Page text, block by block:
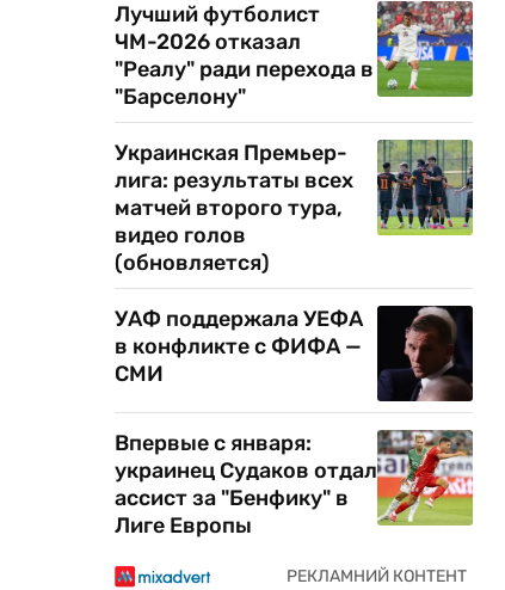
Лучший футболист
ЧМ-2026 отказал
"Реалу" ради перехода в
"Барселону"
Украинская Премьер-
лига: результаты всех
матчей второго тура,
видео голов
(обновляется)
УАФ поддержала УЕФА
в конфликте с ФИФА —
СМИ
Впервые с января:
украинец Судаков отдал
ассист за "Бенфику" в
Лиге Европы